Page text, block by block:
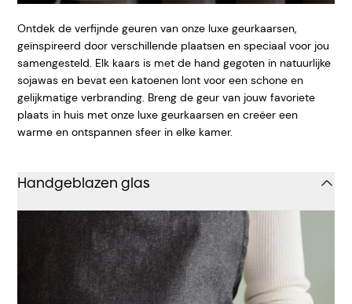
Ontdek de verfijnde geuren van onze luxe geurkaarsen,
geïnspireerd door verschillende plaatsen en speciaal voor jou
samengesteld. Elk kaars is met de hand gegoten in natuurlijke
sojawas en bevat een katoenen lont voor een schone en
gelijkmatige verbranding. Breng de geur van jouw favoriete
plaats in huis met onze luxe geurkaarsen en creëer een
warme en ontspannen sfeer in elke kamer.
Handgeblazen glas